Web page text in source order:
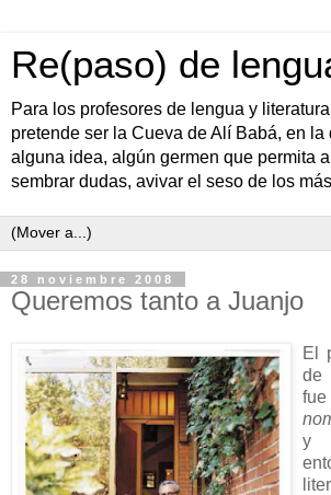
Re(paso) de
Para los profesores de lengua y
pretende ser la Cueva de Alí Babá, en la
alguna idea, algún germen que permita
sembrar dudas, avivar el seso de los
28 noviembre 2008
Queremos tanto a Juanjo
El
de
fue
y